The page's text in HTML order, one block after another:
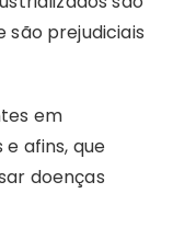
são prejudiciais
em
afins, que
doenças